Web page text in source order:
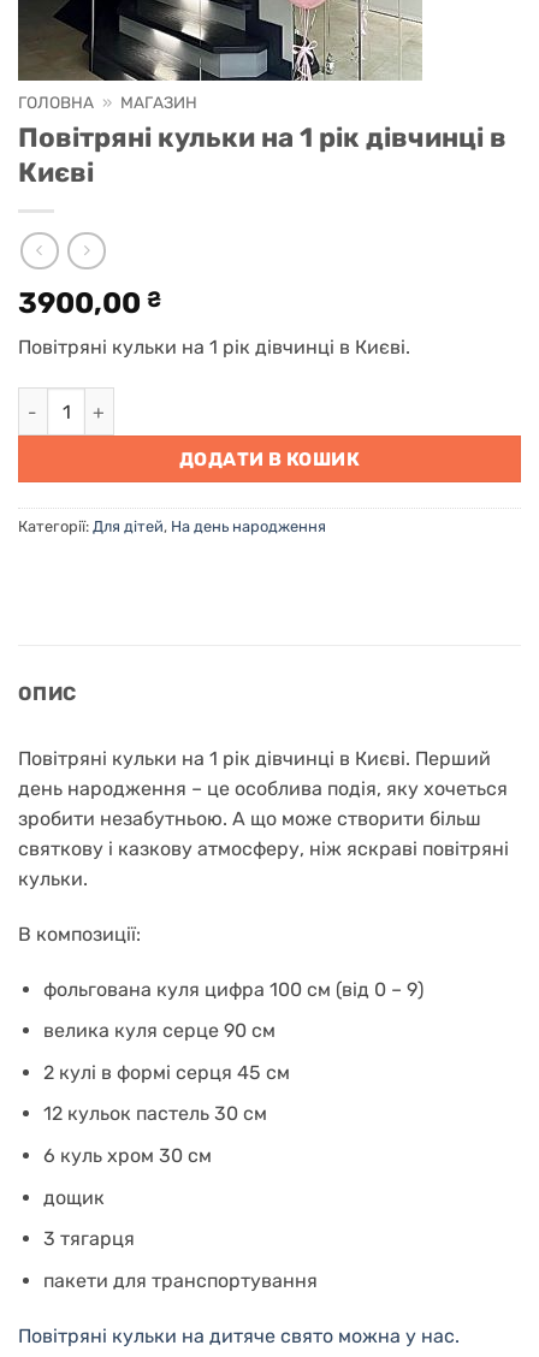
ГОЛОВНА » МАГАЗИН
Повітряні кульки на 1 рік дівчинці в
Києві
3900,00 ₴
Повітряні кульки на 1 рік дівчинці в Києві.
Повітряні кульки на 1 рік дівчинці в Києві кількість
ДОДАТИ В КОШИК
Категорії: Для дітей, На день народження
ОПИС
Повітряні кульки на 1 рік дівчинці в Києві. Перший
день народження – це особлива подія, яку хочеться
зробити незабутньою. А що може створити більш
святкову і казкову атмосферу, ніж яскраві повітряні
кульки.
В композиції:
фольгована куля цифра 100 см (від 0 – 9)
велика куля серце 90 см
2 кулі в формі серця 45 см
12 кульок пастель 30 см
6 куль хром 30 см
дощик
3 тягарця
пакети для транспортування
Повітряні кульки на дитяче свято можна у нас.